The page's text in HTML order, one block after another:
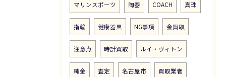
マリンスポーツ 陶器 COACH 真珠
指輪 健康器具 NG事項 金買取
注意点 時計買取 ルイ・ヴィトン
純金 査定 名古屋市 買取業者